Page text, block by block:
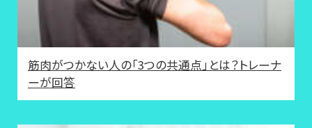
筋肉がつかない人の「3つの共通点」とは？トレーナ
ーが回答